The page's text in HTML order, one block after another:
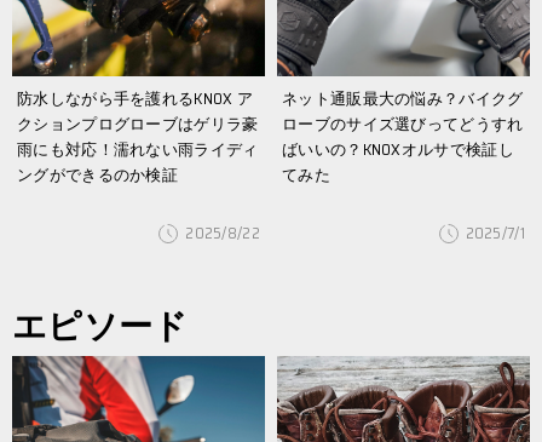
防水しながら手を護れるKNOX ア
クションプログローブはゲリラ豪
雨にも対応！濡れない雨ライディ
ングができるのか検証
2025/8/22
ネット通販最大の悩み？バイクグ
ローブのサイズ選びってどうすれ
ばいいの？KNOXオルサで検証し
てみた
2025/7/1
エピソード